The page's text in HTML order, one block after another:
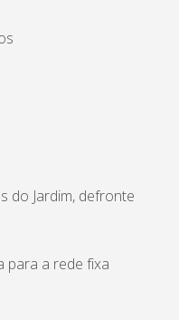
do Jardim, defronte
para a rede fixa